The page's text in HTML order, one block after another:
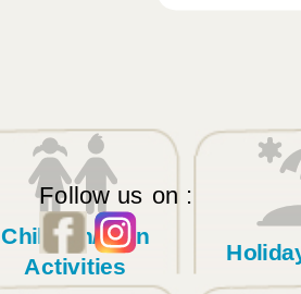
Follow us on :
Children/Teen
Activities